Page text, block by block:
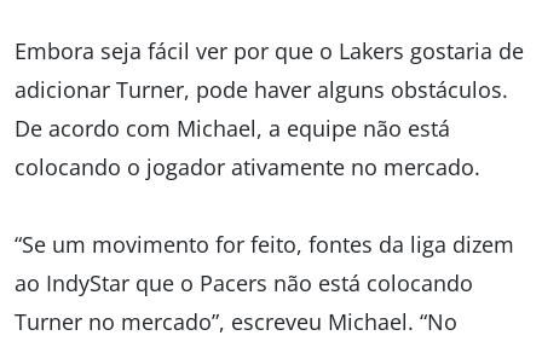
Embora seja fácil ver por que o Lakers gostaria de
adicionar Turner, pode haver alguns obstáculos.
De acordo com Michael, a equipe não está
colocando o jogador ativamente no mercado.
“Se um movimento for feito, fontes da liga dizem
ao IndyStar que o Pacers não está colocando
Turner no mercado”, escreveu Michael. “No